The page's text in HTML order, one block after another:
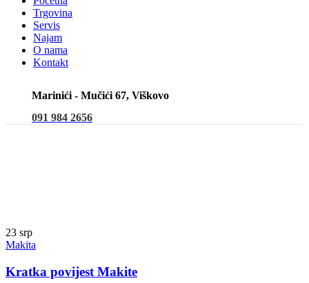
Trgovina
Servis
Najam
O nama
Kontakt
Marinići - Mučići 67, Viškovo
091 984 2656
23 srp
Makita
Kratka povijest Makite